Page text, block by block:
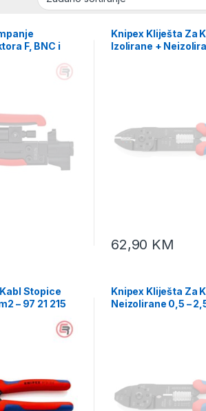
F, BNC i
Knipex Kliješta Za
Izolirane +
62,90 KM
Stopice
– 97 21 215
Knipex Kliješta Za
Neizolirane 0,5 –